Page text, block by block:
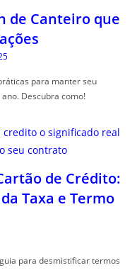
de Canteiro que
para manter seu
Descubra como!
de Crédito:
Taxa e Termo
para desmistificar termos